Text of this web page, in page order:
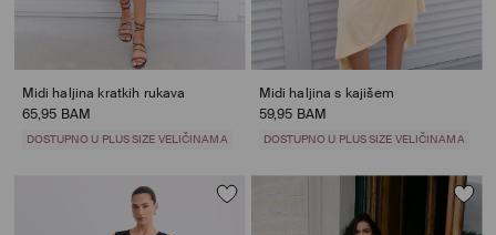
Midi haljina kratkih rukava
65,95 BAM
DOSTUPNO U PLUS SIZE VELIČINAMA
Midi haljina s kajišem
59,95 BAM
DOSTUPNO U PLUS SIZE VELIČINAMA